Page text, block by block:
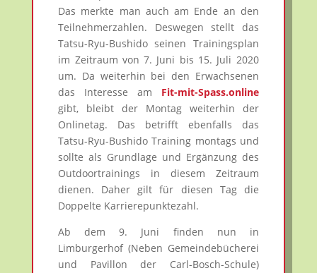
Das merkte man auch am Ende an den
Teilnehmerzahlen. Deswegen stellt das
Tatsu-Ryu-Bushido seinen Trainingsplan
im Zeitraum von 7. Juni bis 15. Juli 2020
um. Da weiterhin bei den Erwachsenen
das Interesse am Fit-mit-Spass.online
gibt, bleibt der Montag weiterhin der
Onlinetag. Das betrifft ebenfalls das
Tatsu-Ryu-Bushido Training montags und
sollte als Grundlage und Ergänzung des
Outdoortrainings in diesem Zeitraum
dienen. Daher gilt für diesen Tag die
Doppelte Karrierepunktezahl.
Ab dem 9. Juni finden nun in
Limburgerhof (Neben Gemeindebücherei
und Pavillon der Carl-Bosch-Schule)